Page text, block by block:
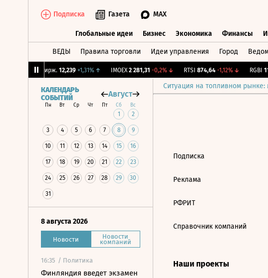
Подписка Газета MAX
Глобальные идеи Бизнес Экономика Финансы
ВЕДЫ Правила торговли Идеи управления Город
CNY Бирж. 12,239 +1,31%↑ IMOEX 2 281,31 -0,2%↓ RTSI 874,64 -1,12%↓ RGBI
Ситуация на топливном
КАЛЕНДАРЬ
СОБЫТИЙ
Август
Пн Вт Ср Чт Пт Сб Вс
1 2
3 4 5 6 7 8 9
10 11 12 13 14 15 16
17 18 19 20 21 22 23
24 25 26 27 28 29 30
31
8 августа 2026
Новости Новости
компаний
16:35 / Политика
Финляндия введет экзамен
Подписка
Реклама
РФРИТ
Справочник компаний
Наши проекты